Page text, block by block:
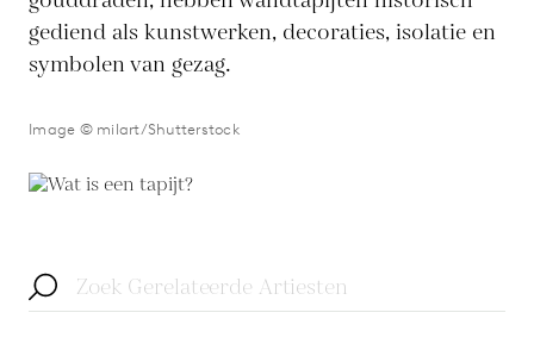
gediend als kunstwerken, decoraties, isolatie en
symbolen van gezag.
Image © milart/Shutterstock